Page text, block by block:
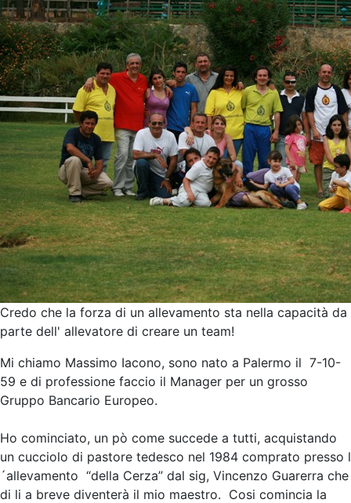
Credo che la forza di un allevamento sta nella capacità da
parte dell' allevatore di creare un team!
Mi chiamo Massimo Iacono, sono nato a Palermo il 7-10-
59 e di professione faccio il Manager per un grosso
Gruppo Bancario Europeo.
Ho cominciato, un pò come succede a tutti, acquistando
un cucciolo di pastore tedesco nel 1984 comprato presso l
´allevamento “della Cerza” dal sig, Vincenzo Guarerra che
di li a breve diventerà il mio maestro. Cosi comincia la